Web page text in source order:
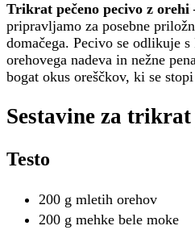
Trikrat pečeno pecivo z
pripravljamo za posebne
domačega. Pecivo se odlikuje
orehovega nadeva in nežne
bogat okus oreščkov, ki se
Sestavine za trikrat
Testo
200 g mletih orehov
200 g mehke bele moke